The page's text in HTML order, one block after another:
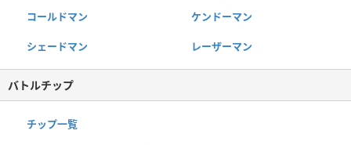
コールドマン ケンドーマン
シェードマン レーザーマン
バトルチップ
チップ一覧